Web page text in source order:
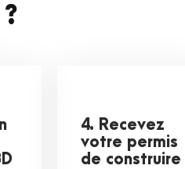
4. Recevez
votre permis
de construire